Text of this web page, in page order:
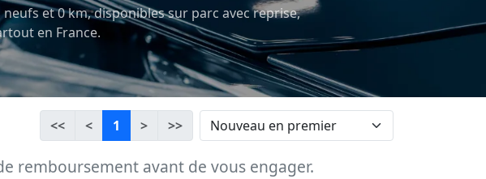
et 0 km, disponibles sur parc avec reprise,
en France.
<< < 1 > >>
remboursement avant de vous engager.